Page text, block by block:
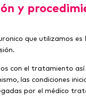
y
que utilizamos es
con el tratamiento así
las condiciones
por el médico